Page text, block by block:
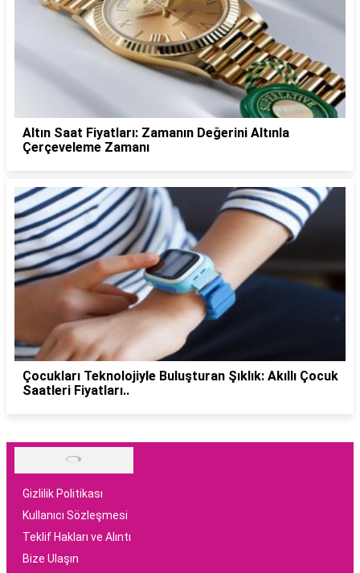
Altın Saat Fiyatları: Zamanın Değerini Altınla
Çerçeveleme Zamanı
Çocukları Teknolojiyle Buluşturan Şıklık: Akıllı Çocuk
Saatleri Fiyatları..
Gizlilik Politikası
Kullanıcı Sözleşmesi
Teklif Hakları ve Alıntı
Bize Ulaşın